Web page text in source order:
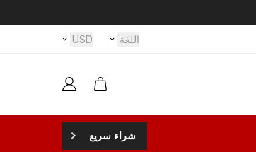
اللغة USD
شراء سريع